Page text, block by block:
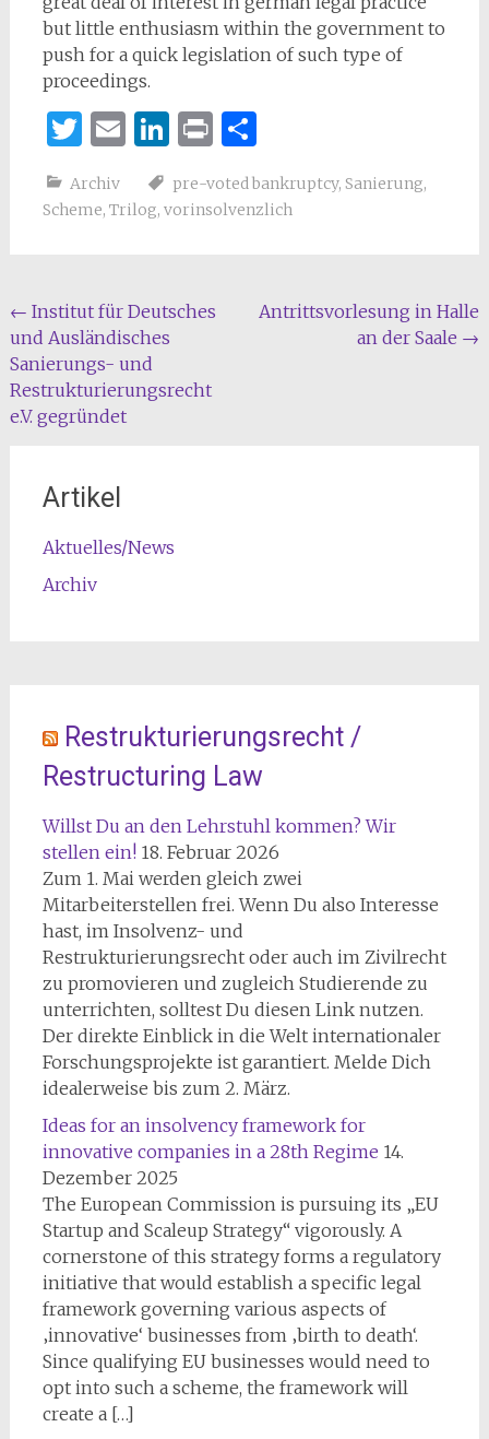
but little enthusiasm within the government to
push for a quick legislation of such type of
proceedings.
Twitter
Email
LinkedIn
PrintTeilen
Archiv pre-voted bankruptcy, Sanierung,
Scheme, Trilog, vorinsolvenzlich
Beitragsnavigation
← Institut für Deutsches
und Ausländisches
Sanierungs- und
Restrukturie­rungs­recht
e.V. gegründet
Antrittsvorlesung in Halle
an der Saale →
Artikel
Aktuelles/News
Archiv
Restrukturierungsrecht /
Restructuring Law
Willst Du an den Lehrstuhl kommen? Wir
stellen ein! 18. Februar 2026
Zum 1. Mai werden gleich zwei
Mitarbeiterstellen frei. Wenn Du also Interesse
hast, im Insolvenz- und
Restrukturierungsrecht oder auch im Zivilrecht
zu promovieren und zugleich Studierende zu
unterrichten, solltest Du diesen Link nutzen.
Der direkte Einblick in die Welt internationaler
Forschungsprojekte ist garantiert. Melde Dich
idealerweise bis zum 2. März.
Ideas for an insolvency framework for
innovative companies in a 28th Regime 14.
Dezember 2025
The European Commission is pursuing its „EU
Startup and Scaleup Strategy“ vigorously. A
cornerstone of this strategy forms a regulatory
initiative that would establish a specific legal
framework governing various aspects of
‚innovative‘ businesses from ‚birth to death‘.
Since qualifying EU businesses would need to
opt into such a scheme, the framework will
create a […]